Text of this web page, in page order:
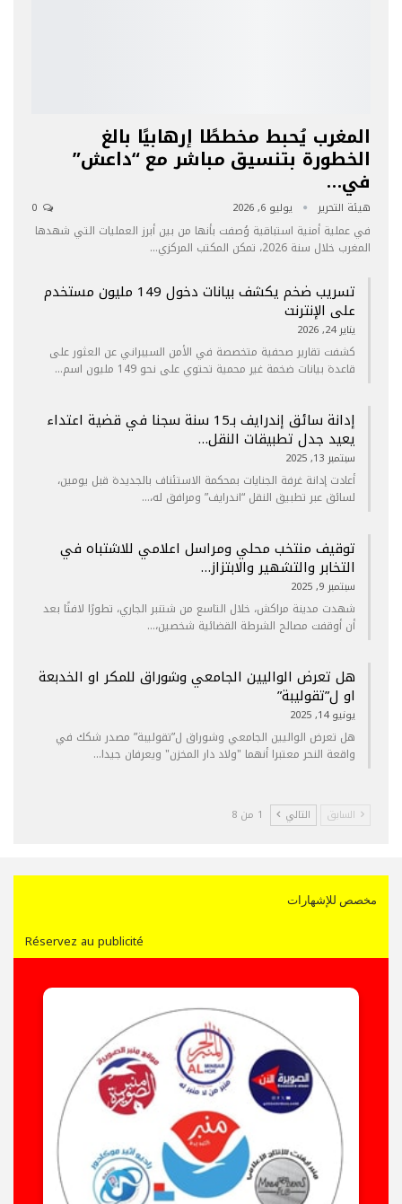
المغرب يُحبط مخططًا إرهابيًا بالغ
الخطورة بتنسيق مباشر مع “داعش”
في…
هيئة التحرير يوليو 6, 2026
في عملية أمنية استباقية وُصفت بأنها من بين أبرز العمليات التي شهدها
المغرب خلال سنة 2026، تمكن المكتب المركزي…
تسريب ضخم يكشف بيانات دخول 149 مليون مستخدم
على الإنترنت
يناير 24, 2026
كشفت تقارير صحفية متخصصة في الأمن السيبراني عن العثور على
قاعدة بيانات ضخمة غير محمية تحتوي على نحو 149 مليون اسم…
إدانة سائق إندرايف بـ15 سنة سجنا في قضية اعتداء
يعيد جدل تطبيقات النقل…
سبتمبر 13, 2025
أعادت إدانة غرفة الجنايات بمحكمة الاستئناف بالجديدة قبل يومين،
لسائق عبر تطبيق النقل “اندرايف” ومرافق له،…
توقيف منتخب محلي ومراسل اعلامي للاشتباه في
التخابر والتشهير والابتزاز…
سبتمبر 9, 2025
شهدت مدينة مراكش، خلال التاسع من شتنبر الجاري، تطورًا لافتًا بعد
أن أوقفت مصالح الشرطة القضائية شخصين،…
هل تعرض الواليين الجامعي وشوراق للمكر او الخدبعة
او ل”تقوليبة”
يونيو 14, 2025
هل تعرض الواليين الجامعي وشوراق ل”تقوليبة” مصدر شكك في
واقعة النحر معتبرا أنهما "ولاد دار المخزن" ويعرفان جيدا…
السابق التالي 1 من 8
مخصص للإشهارات
Réservez au publicité